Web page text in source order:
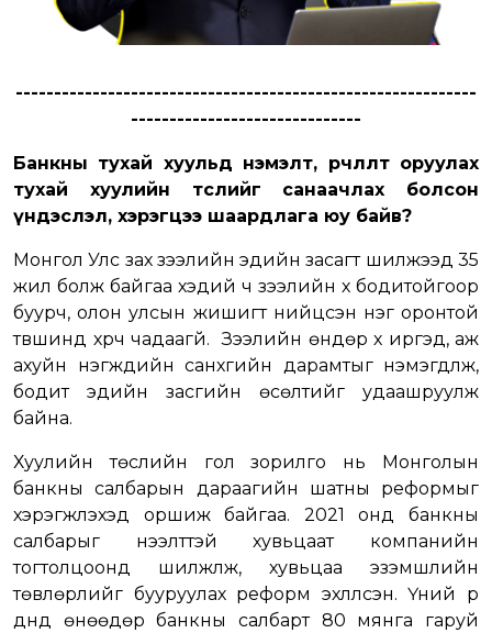
------------------------------------------------------------
------------------------------
Банкны тухай хуульд нэмэлт, өөрчлөлт оруулах
тухай хуулийн төслийг санаачлах болсон
үндэслэл, хэрэгцээ шаардлага юу байв?
Монгол Улс зах зээлийн эдийн засагт шилжээд 35
жил болж байгаа хэдий ч зээлийн хүү бодитойгоор
буурч, олон улсын жишигт нийцсэн нэг оронтой
түвшинд хүрч чадаагүй. Зээлийн өндөр хүү иргэд, аж
ахуйн нэгжүүдийн санхүүгийн дарамтыг нэмэгдүүлж,
бодит эдийн засгийн өсөлтийг удаашруулж
байна.
Хуулийн төслийн гол зорилго нь Монголын
банкны салбарын дараагийн шатны реформыг
хэрэгжүүлэхэд оршиж байгаа. 2021 онд банкны
салбарыг нээлттэй хувьцаат компанийн
тогтолцоонд шилжүүлж, хувьцаа эзэмшлийн
төвлөрлийг бууруулах реформ эхлүүлсэн. Үүний үр
дүнд өнөөдөр банкны салбарт 80 мянга гаруй